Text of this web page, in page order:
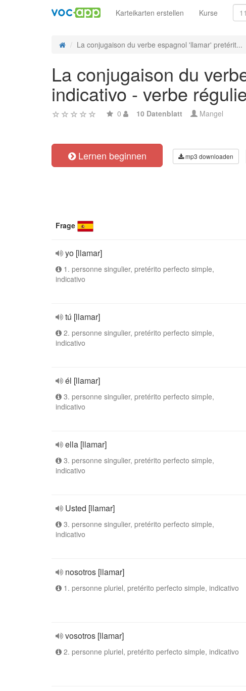
Karteikarten erstellen Kurse
La conjugaison du verbe espagnol 'llamar' pretérit...
La conjugaison du
indicativo - verbe
0 10 Datenblatt Mangel
Lernen beginnen mp3 downloaden
Frage
yo [llamar]
1. personne singulier, pretérito perfecto simple,
indicativo
tú [llamar]
2. personne singulier, pretérito perfecto simple,
indicativo
él [llamar]
3. personne singulier, pretérito perfecto simple,
indicativo
ella [llamar]
3. personne singulier, pretérito perfecto simple,
indicativo
Usted [llamar]
3. personne singulier, pretérito perfecto simple,
indicativo
nosotros [llamar]
1. personne pluriel, pretérito perfecto simple, indicativo
vosotros [llamar]
2. personne pluriel, pretérito perfecto simple, indicativo